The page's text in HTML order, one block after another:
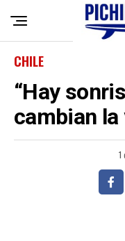
CHILE
“Hay
cambian la
1